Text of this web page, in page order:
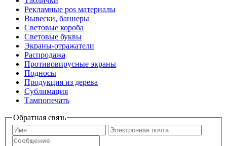
Рекламные pos материалы
Вывески, баннеры
Световые короба
Световые буквы
Экраны-отражатели
Распродажа
Противовирусные экраны
Подносы
Продукция из дерева
Сублимация
Тампопечать
Обратная связь